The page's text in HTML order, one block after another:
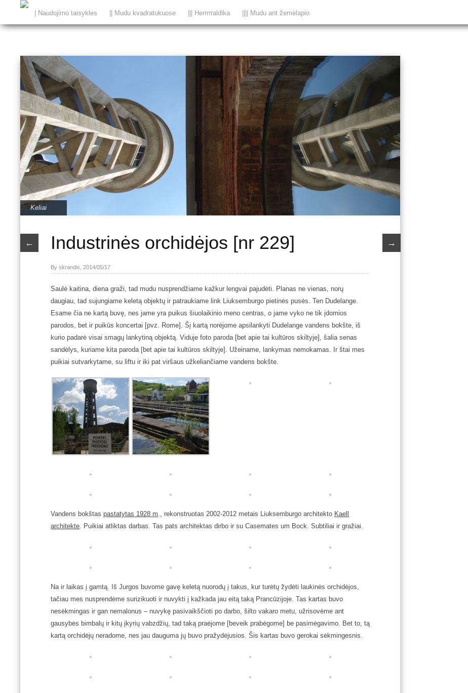
| Naudojimo taisykles || Mudu kvadratukuose ||| Herrrrraldika |||| Mudu ant žemėlapio
Keliai
← →
Industrinės orchidėjos [nr 229]
By skrandis, 2014/05/17
Saulė kaitina, diena graži, tad mudu nusprendžiame kažkur lengvai pajudėti. Planas ne vienas, norų
daugiau, tad sujungiame keletą objektų ir patraukiame link Liuksemburgo pietinės pusės. Ten Dudelange.
Esame čia ne kartą buvę, nes jame yra puikus šiuolaikinio meno centras, o jame vyko ne tik įdomios
parodos, bet ir puikūs koncertai [pvz. Rome]. Šį kartą norėjome apsilankyti Dudelange vandens bokšte, iš
kurio padarė visai smagų lankytiną objektą. Viduje foto paroda [bet apie tai kultūros skiltyje], šalia senas
sandėlys, kuriame kita paroda [bet apie tai kultūros skiltyje]. Užeiname, lankymas nemokamas. Ir štai mes
puikiai sutvarkytame, su liftu ir iki pat viršaus užkeliančiame vandens bokšte.
Vandens bokštaspastatytas 1928 m., rekonstruotas 2002-2012 metais Liuksemburgo architekto Kaell
architekte. Puikiai atliktas darbas. Tas pats architektas dirbo ir su Casemates um Bock. Subtiliai ir gražiai.
Na ir laikas į gamtą. Iš Jurgos buvome gavę keletą nuorodų į takus, kur turėtų žydėti laukinės orchidėjos,
tačiau mes nusprendėme surizikuoti ir nuvykti į kažkada jau eitą taką Prancūzijoje. Tas kartas buvo
nesėkmingas ir gan nemalonus – nuvykę pasivaikščioti po darbo, šilto vakaro metu, užrisovėme ant
gausybės bimbalų ir kitų įkyrių vabzdžių, tad taką praėjome [beveik prabėgome] be pasimėgavimo. Bet to, tą
kartą orchidėjų neradome, nes jau dauguma jų buvo pražydėjusios. Šis kartas buvo gerokai sėkmingesnis.